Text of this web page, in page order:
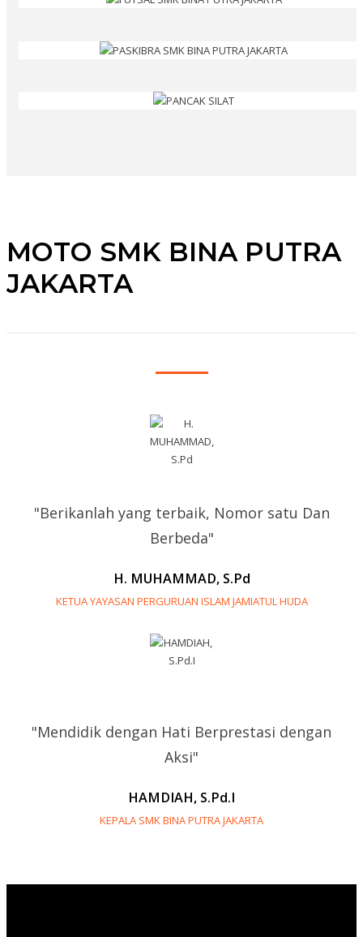
MOTO SMK BINA PUTRA
JAKARTA
"Berikanlah yang terbaik, Nomor satu Dan
Berbeda"
H. MUHAMMAD, S.Pd
KETUA YAYASAN PERGURUAN ISLAM JAMIATUL HUDA
"Mendidik dengan Hati Berprestasi dengan
Aksi"
HAMDIAH, S.Pd.I
KEPALA SMK BINA PUTRA JAKARTA